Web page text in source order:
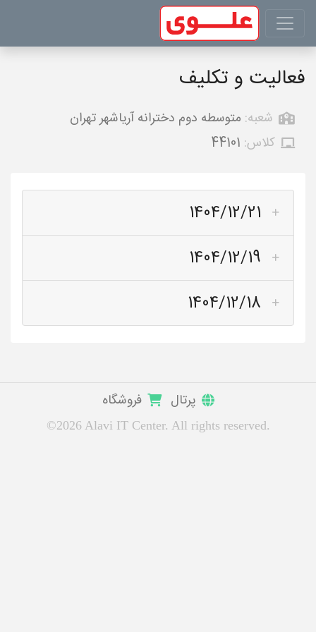
فعالیت و تکلیف
شعبه: متوسطه دوم دخترانه آریاشهر تهران
کلاس: 44101
1404/12/21
1404/12/19
1404/12/18
پرتال فروشگاه
©2026 Alavi IT Center. All rights reserved.